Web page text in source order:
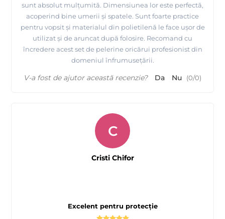
sunt absolut mulțumită. Dimensiunea lor este perfectă,
acoperind bine umerii și spatele. Sunt foarte practice
pentru vopsit și materialul din polietilenă le face ușor de
utilizat și de aruncat după folosire. Recomand cu
încredere acest set de pelerine oricărui profesionist din
domeniul înfrumusețării.
V-a fost de ajutor această recenzie? Da Nu (0/0)
Excelent pentru protecție
C
Cristi Chifor